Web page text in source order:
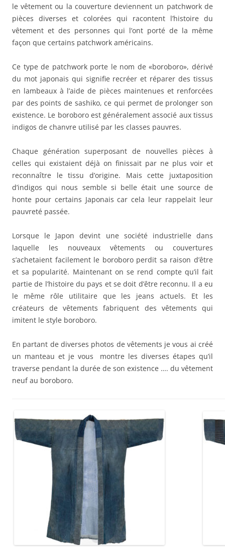
le vêtement ou la couverture deviennent un patchwork de
pièces diverses et colorées qui racontent l’histoire du
vêtement et des personnes qui l’ont porté de la même
façon que certains patchwork américains.
Ce type de patchwork porte le nom de «boroboro», dérivé
du mot japonais qui signifie recréer et réparer des tissus
en lambeaux à l’aide de pièces maintenues et renforcées
par des points de sashiko, ce qui permet de prolonger son
existence. Le boroboro est généralement associé aux tissus
indigos de chanvre utilisé par les classes pauvres.
Chaque génération superposant de nouvelles pièces à
celles qui existaient déjà on finissait par ne plus voir et
reconnaître le tissu d’origine. Mais cette juxtaposition
d’indigos qui nous semble si belle était une source de
honte pour certains Japonais car cela leur rappelait leur
pauvreté passée.
Lorsque le Japon devint une société industrielle dans
laquelle les nouveaux vêtements ou couvertures
s’achetaient facilement le boroboro perdit sa raison d’être
et sa popularité. Maintenant on se rend compte qu’il fait
partie de l’histoire du pays et se doit d’être reconnu. Il a eu
le même rôle utilitaire que les jeans actuels. Et les
créateurs de vêtements fabriquent des vêtements qui
imitent le style boroboro.
En partant de diverses photos de vêtements je vous ai créé
un manteau et je vous montre les diverses étapes qu’il
traverse pendant la durée de son existence …. du vêtement
neuf au boroboro.